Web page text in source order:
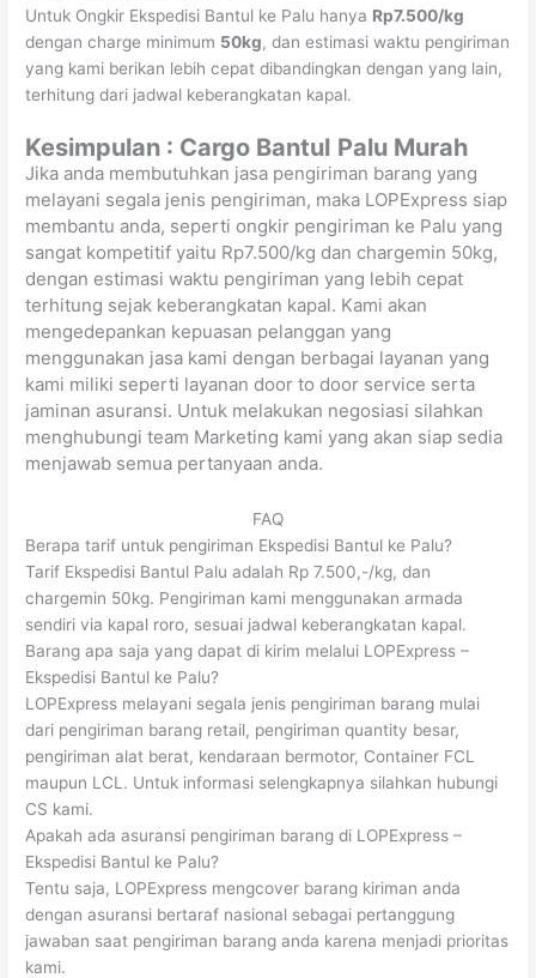
Untuk Ongkir Ekspedisi Bantul ke Palu hanya Rp7.500/kg
dengan charge minimum 50kg, dan estimasi waktu pengiriman
yang kami berikan lebih cepat dibandingkan dengan yang lain,
terhitung dari jadwal keberangkatan kapal.
Kesimpulan : Cargo Bantul Palu Murah
Jika anda membutuhkan jasa pengiriman barang yang
melayani segala jenis pengiriman, maka LOPExpress siap
membantu anda, seperti ongkir pengiriman ke Palu yang
sangat kompetitif yaitu Rp7.500/kg dan chargemin 50kg,
dengan estimasi waktu pengiriman yang lebih cepat
terhitung sejak keberangkatan kapal. Kami akan
mengedepankan kepuasan pelanggan yang
menggunakan jasa kami dengan berbagai layanan yang
kami miliki seperti layanan door to door service serta
jaminan asuransi. Untuk melakukan negosiasi silahkan
menghubungi team Marketing kami yang akan siap sedia
menjawab semua pertanyaan anda.
FAQ
Berapa tarif untuk pengiriman Ekspedisi Bantul ke Palu?
Tarif Ekspedisi Bantul Palu adalah Rp 7.500,-/kg, dan
chargemin 50kg. Pengiriman kami menggunakan armada
sendiri via kapal roro, sesuai jadwal keberangkatan kapal.
Barang apa saja yang dapat di kirim melalui LOPExpress –
Ekspedisi Bantul ke Palu?
LOPExpress melayani segala jenis pengiriman barang mulai
dari pengiriman barang retail, pengiriman quantity besar,
pengiriman alat berat, kendaraan bermotor, Container FCL
maupun LCL. Untuk informasi selengkapnya silahkan hubungi
CS kami.
Apakah ada asuransi pengiriman barang di LOPExpress –
Ekspedisi Bantul ke Palu?
Tentu saja, LOPExpress mengcover barang kiriman anda
dengan asuransi bertaraf nasional sebagai pertanggung
jawaban saat pengiriman barang anda karena menjadi prioritas
kami.